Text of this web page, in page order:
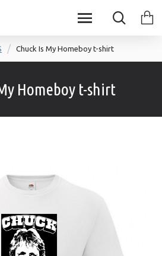
Chuck Is My Homeboy t-shirt
Homeboy t-shirt